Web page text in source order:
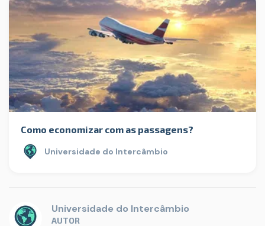
Como economizar com as passagens?
Universidade do Intercâmbio
Universidade do Intercâmbio
AUTOR